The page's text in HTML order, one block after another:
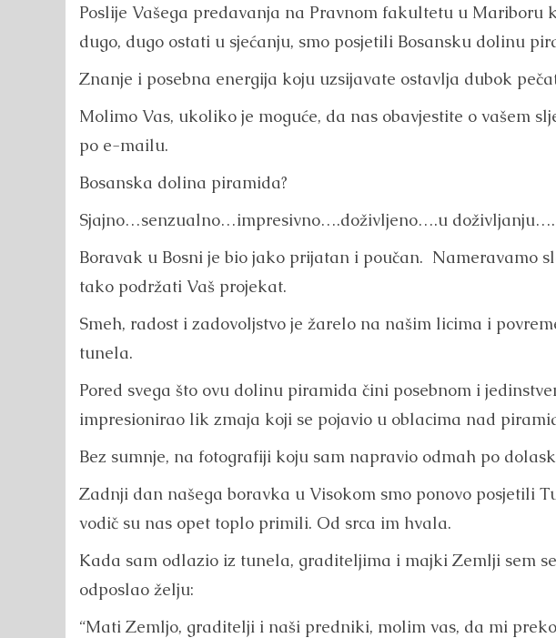
Poslije Vašega predavanja na Pravnom fakultetu u Mariboru
dugo, dugo ostati u sjećanju, smo posjetili Bosansku dolinu
Znanje i posebna energija koju uzsijavate ostavlja dubok
Molimo Vas, ukoliko je moguće, da nas obavjestite o vašem
po e-mailu.
Bosanska dolina piramida?
Sjajno…senzualno…impresivno….doživljeno….u doživljanju….
Boravak u Bosni je bio jako prijatan i poučan. Nameravamo
tako podržati Vaš projekat.
Smeh, radost i zadovoljstvo je žarelo na našim licima i
tunela.
Pored svega što ovu dolinu piramida čini posebnom i
impresionirao lik zmaja koji se pojavio u oblacima nad
Bez sumnje, na fotografiji koju sam napravio odmah po
Zadnji dan našega boravka u Visokom smo ponovo posjetili
vodič su nas opet toplo primili. Od srca im hvala.
Kada sam odlazio iz tunela, graditeljima i majki Zemlji sem
odposlao želju:
“Mati Zemljo, graditelji i naši predniki, molim vas, da mi